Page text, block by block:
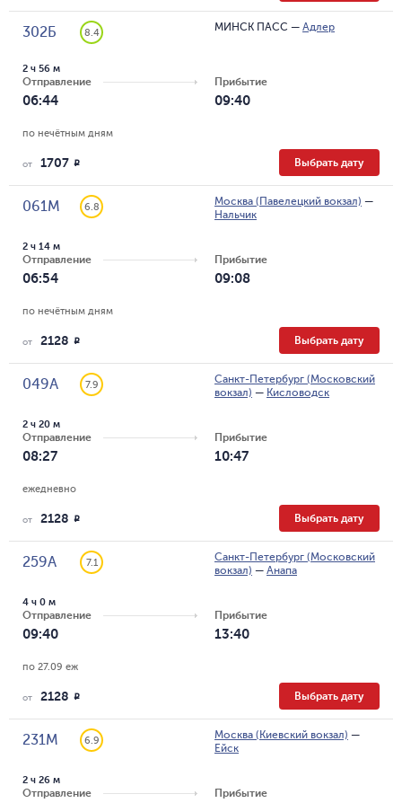
302Б 8.4 МИНСК ПАСС — Адлер
Отправление
06:44
2 ч 56 м
Прибытие
09:40
по нечётным дням
от 1707 R Выбрать дату
061М 6.8 Москва (Павелецкий вокзал) —
Нальчик
Отправление
06:54
2 ч 14 м
Прибытие
09:08
по нечётным дням
от 2128 R Выбрать дату
049А 7.9
Санкт-Петербург (Московский
вокзал) — Кисловодск
Отправление
08:27
2 ч 20 м
Прибытие
10:47
ежедневно
от 2128 R Выбрать дату
259А 7.1
Санкт-Петербург (Московский
вокзал) — Анапа
Отправление
09:40
4 ч 0 м
Прибытие
13:40
по 27.09 еж
от 2128 R Выбрать дату
231М 6.9 Москва (Киевский вокзал) —
Ейск
Отправление
2 ч 26 м
Прибытие